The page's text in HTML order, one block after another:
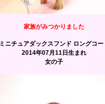
家族がみつかりました
ミニチュアダックスフンド ロングコー
2014年07月11日生まれ
女の子